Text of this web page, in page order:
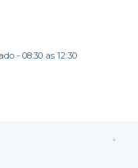
- 08:30 as 12:30